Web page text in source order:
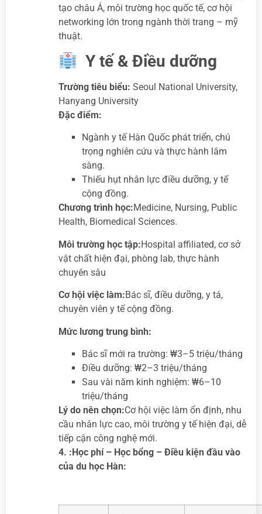
tạo châu Á, môi trường học quốc tế, cơ hội
networking lớn trong ngành thời trang – mỹ
thuật.
Y tế & Điều dưỡng
Trường tiêu biểu: Seoul National University,
Hanyang University
Đặc điểm:
Ngành y tế Hàn Quốc phát triển, chú
trọng nghiên cứu và thực hành lâm
sàng.
Thiếu hụt nhân lực điều dưỡng, y tế
cộng đồng.
Chương trình học:Medicine, Nursing, Public
Health, Biomedical Sciences.
Môi trường học tập:Hospital affiliated, cơ sở
vật chất hiện đại, phòng lab, thực hành
chuyên sâu
Cơ hội việc làm:Bác sĩ, điều dưỡng, y tá,
chuyên viên y tế cộng đồng.
Mức lương trung bình:
Bác sĩ mới ra trường: ₩3–5 triệu/tháng
Điều dưỡng: ₩2–3 triệu/tháng
Sau vài năm kinh nghiệm: ₩6–10
triệu/tháng
Lý do nên chọn:Cơ hội việc làm ổn định, nhu
cầu nhân lực cao, môi trường y tế hiện đại, dễ
tiếp cận công nghệ mới.
4. :Học phí – Học bổng – Điều kiện đầu vào
của du học Hàn: